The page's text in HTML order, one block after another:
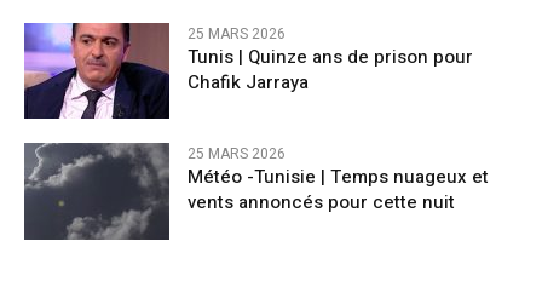
25 MARS 2026
Tunis | Quinze ans de prison pour
Chafik Jarraya
25 MARS 2026
Météo -Tunisie | Temps nuageux et
vents annoncés pour cette nuit